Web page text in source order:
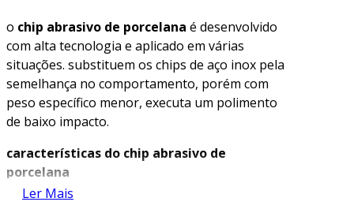
o chip abrasivo de porcelana é desenvolvido
com alta tecnologia e aplicado em várias
situações. substituem os chips de aço inox pela
semelhança no comportamento, porém com
peso específico menor, executa um polimento
de baixo impacto.
características do chip abrasivo de
porcelana
chip abrasivo
Ler Mais